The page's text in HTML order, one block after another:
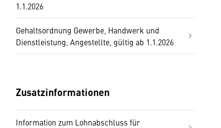
1.1.2026
Gehaltsordnung Gewerbe, Handwerk und
Dienstleistung, Angestellte, gültig ab 1.1.2026
Zusatzinformationen
Information zum Lohnabschluss für